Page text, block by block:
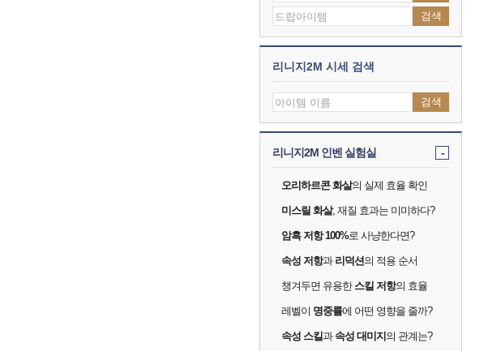
검색
리니지2M 시세 검색
검색
리니지2M 인벤 실험실 -
오리하르콘 화살의 실제 효율 확인
미스릴 화살, 재질 효과는 미미하다?
암흑 저항 100%로 사냥한다면?
속성 저항과 리덕션의 적용 순서
챙겨두면 유용한 스킬 저항의 효율
레벨이 명중률에 어떤 영향을 줄까?
속성 스킬과 속성 대미지 의 관계는?